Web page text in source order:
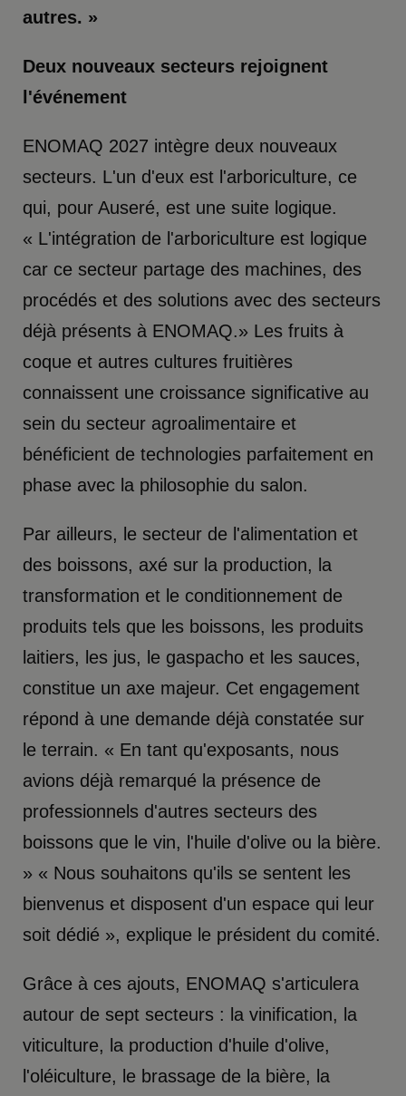
autres. »
Deux nouveaux secteurs rejoignent
l'événement
ENOMAQ 2027 intègre deux nouveaux
secteurs. L'un d'eux est l'arboriculture, ce
qui, pour Auseré, est une suite logique.
« L'intégration de l'arboriculture est logique
car ce secteur partage des machines, des
procédés et des solutions avec des secteurs
déjà présents à ENOMAQ.» Les fruits à
coque et autres cultures fruitières
connaissent une croissance significative au
sein du secteur agroalimentaire et
bénéficient de technologies parfaitement en
phase avec la philosophie du salon.
Par ailleurs, le secteur de l'alimentation et
des boissons, axé sur la production, la
transformation et le conditionnement de
produits tels que les boissons, les produits
laitiers, les jus, le gaspacho et les sauces,
constitue un axe majeur. Cet engagement
répond à une demande déjà constatée sur
le terrain. « En tant qu'exposants, nous
avions déjà remarqué la présence de
professionnels d'autres secteurs des
boissons que le vin, l'huile d'olive ou la bière.
» « Nous souhaitons qu'ils se sentent les
bienvenus et disposent d'un espace qui leur
soit dédié », explique le président du comité.
Grâce à ces ajouts, ENOMAQ s'articulera
autour de sept secteurs : la vinification, la
viticulture, la production d'huile d'olive,
l'oléiculture, le brassage de la bière, la